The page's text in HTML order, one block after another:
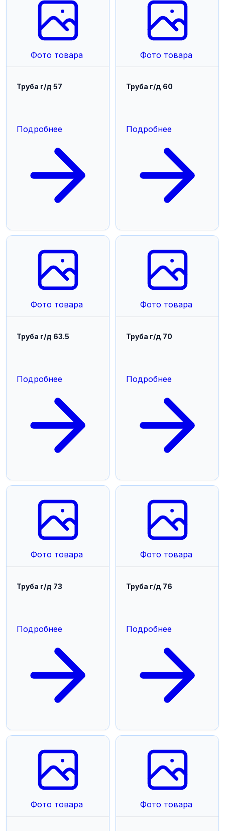
Фото товара
Труба г/д 57
Подробнее
Фото товара
Труба г/д 60
Подробнее
Фото товара
Труба г/д 63.5
Подробнее
Фото товара
Труба г/д 70
Подробнее
Фото товара
Труба г/д 73
Подробнее
Фото товара
Труба г/д 76
Подробнее
Фото товара Фото товара